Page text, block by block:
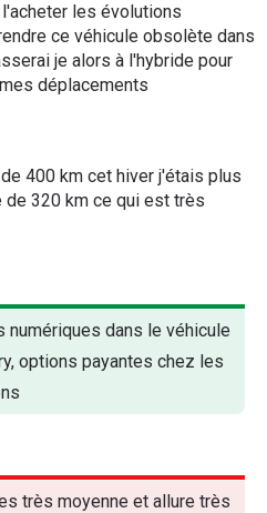
les évolutions
ce véhicule obsolète dans
je alors à l'hybride pour
déplacements
400 km cet hiver j'étais plus
de 320 km ce qui est très
numériques dans le véhicule
options payantes chez les
très moyenne et allure très